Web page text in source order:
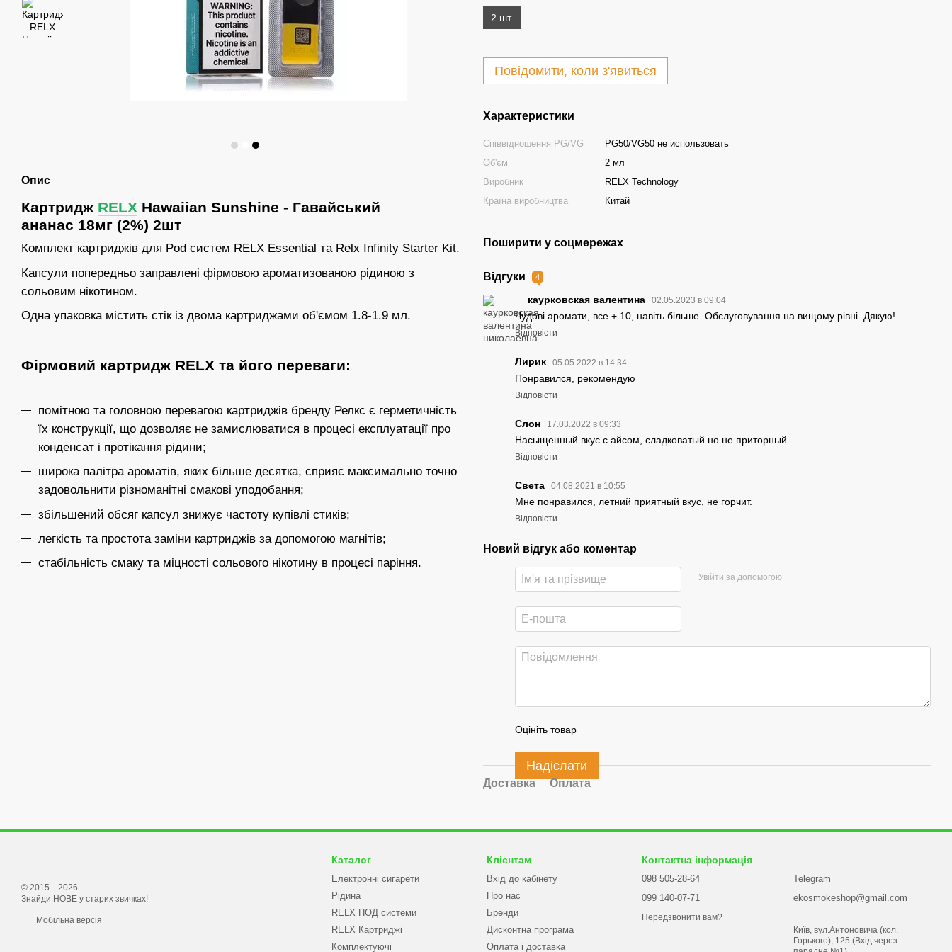
Опис
Картридж RELX Hawaiian Sunshine - Гавайський
ананас 18мг (2%) 2шт
Комплект картриджів для Pod систем RELX Essential та Relx Infinity Starter Kit.
Капсули попередньо заправлені фірмовою ароматизованою рідиною з
сольовим нікотином.
Одна упаковка містить стік із двома картриджами об'ємом 1.8-1.9 мл.
Фірмовий картридж RELX та його переваги:
помітною та головною перевагою картриджів бренду Релкс є герметичність
їх конструкції, що дозволяє не замислюватися в процесі експлуатації про
конденсат і протікання рідини;
широка палітра ароматів, яких більше десятка, сприяє максимально точно
задовольнити різноманітні смакові уподобання;
збільшений обсяг капсул знижує частоту купівлі стиків;
легкість та простота заміни картриджів за допомогою магнітів;
стабільність смаку та міцності сольового нікотину в процесі паріння.
2 шт.
Повідомити, коли з'явиться
Характеристики
Співвідношення PG/VG
PG50/VG50 не использовать
Об'єм
2 мл
Виробник
RELX Technology
Країна виробництва
Китай
Поширити у соцмережах
Відгуки 4
каурковская валентина 02.05.2023 в 09:04
Чудові аромати, все + 10, навіть більше. Обслуговування на вищому рівні. Дякую!
Відповісти
Лирик 05.05.2022 в 14:34
Понравился, рекомендую
Відповісти
Слон 17.03.2022 в 09:33
Насыщенный вкус с айсом, сладковатый но не приторный
Відповісти
Света 04.08.2021 в 10:55
Мне понравился, летний приятный вкус, не горчит.
Відповісти
Новий відгук або коментар
Увійти за допомогою
Оцініть товар
Надіслати
Доставка Оплата
© 2015—2026
Знайди НОВЕ у старих звичках!
Мобільна версія
Каталог
Електронні сигарети
Рідина
RELX ПОД системи
RELX Картриджі
Комплектуючі
Клієнтам
Вхід до кабінету
Про нас
Бренди
Дисконтна програма
Оплата і доставка
Контактна інформація
098 505-28-64
099 140-07-71
Передзвонити вам?
Telegram
ekosmokeshop@gmail.com
Київ, вул.Антоновича (кол.
Горького), 125 (Вхід через